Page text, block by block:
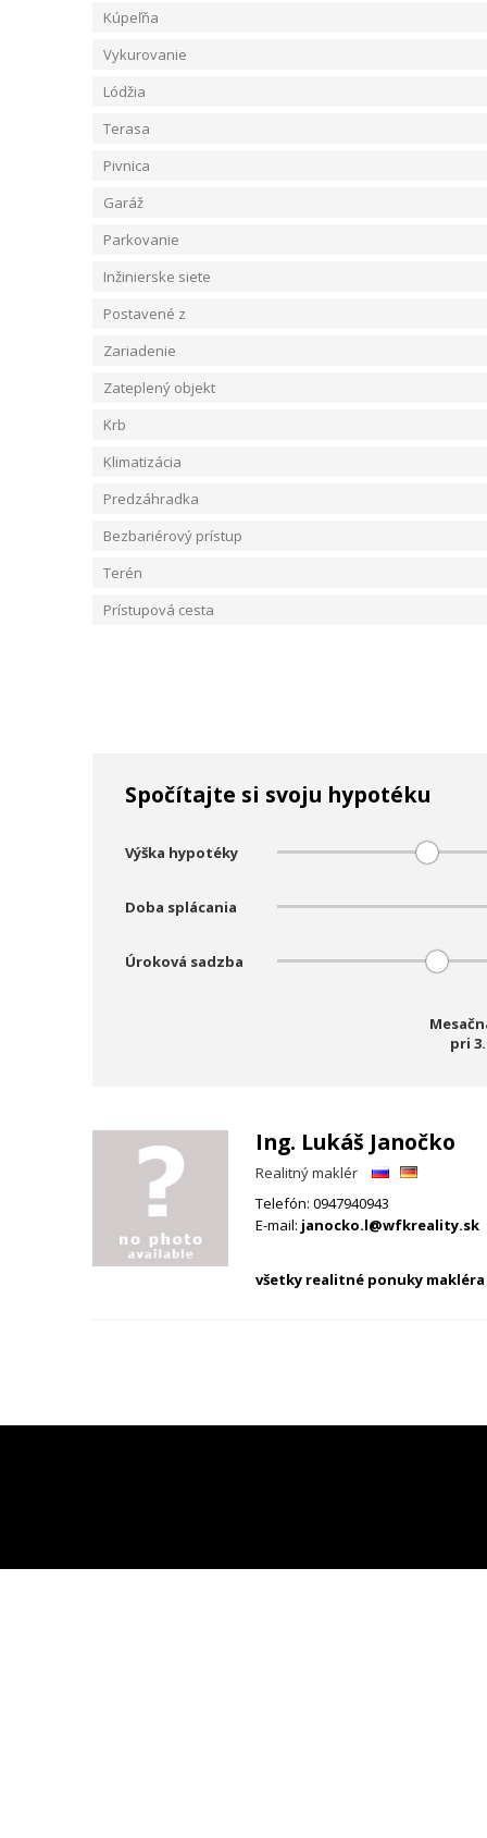
Kúpeľňa
Vykurovanie
Lódžia
Terasa
Pivnica
Garáž
Parkovanie
Inžinierske siete
Postavené z
Zariadenie
Zateplený objekt
Krb
Klimatizácia
Predzáhradka
Bezbariérový prístup
Terén
Prístupová cesta
Spočítajte si svoju hypotéku
Výška hypotéky
Doba splácania
Úroková sadzba
pri
Ing. Lukáš Janočko
Realitný maklér
Telefón: 0947940943
E-mail: janocko.l@wfkreality.sk
všetky realitné ponuky makléra